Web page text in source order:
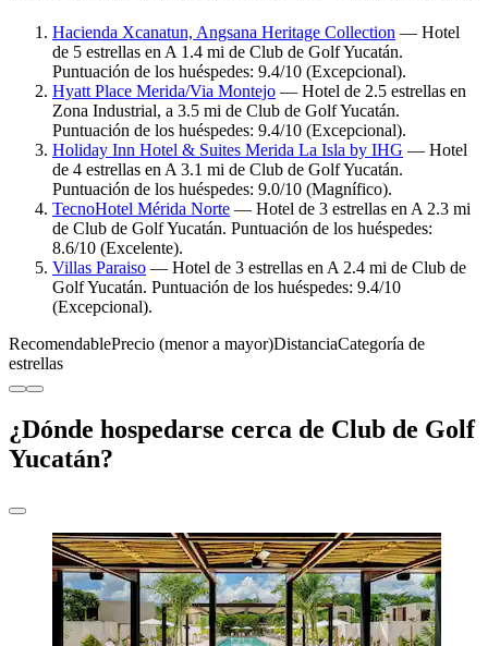
Hacienda Xcanatun, Angsana Heritage Collection — Hotel
de 5 estrellas en A 1.4 mi de Club de Golf Yucatán.
Puntuación de los huéspedes: 9.4/10 (Excepcional).
Hyatt Place Merida/Via Montejo — Hotel de 2.5 estrellas en
Zona Industrial, a 3.5 mi de Club de Golf Yucatán.
Puntuación de los huéspedes: 9.4/10 (Excepcional).
Holiday Inn Hotel & Suites Merida La Isla by IHG — Hotel
de 4 estrellas en A 3.1 mi de Club de Golf Yucatán.
Puntuación de los huéspedes: 9.0/10 (Magnífico).
TecnoHotel Mérida Norte — Hotel de 3 estrellas en A 2.3 mi
de Club de Golf Yucatán. Puntuación de los huéspedes:
8.6/10 (Excelente).
Villas Paraiso — Hotel de 3 estrellas en A 2.4 mi de Club de
Golf Yucatán. Puntuación de los huéspedes: 9.4/10
(Excepcional).
RecomendablePrecio (menor a mayor)DistanciaCategoría de
estrellas
¿Dónde hospedarse cerca de Club de Golf
Yucatán?